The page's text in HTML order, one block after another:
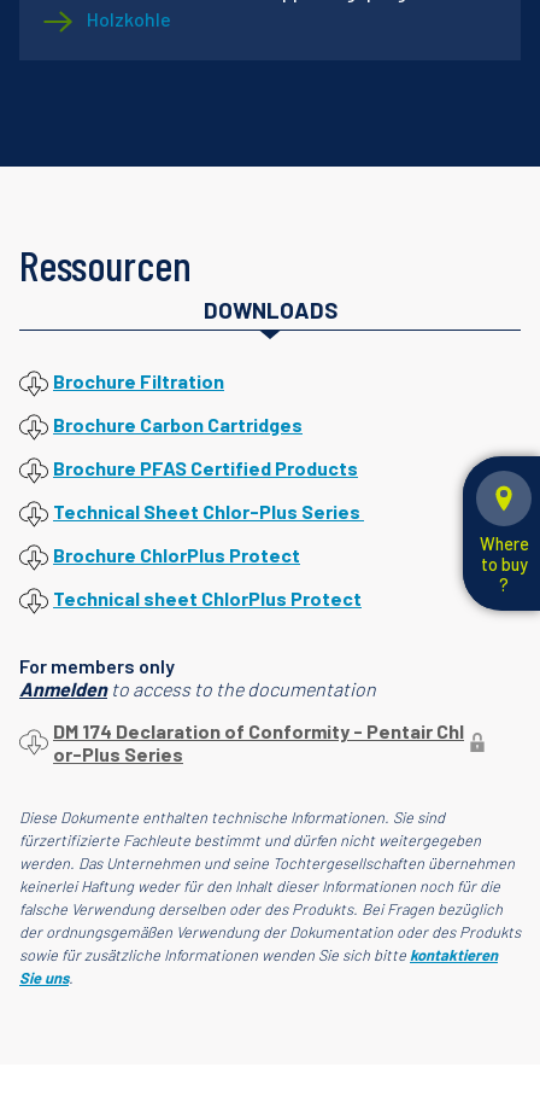
Holzkohle
Ressourcen
DOWNLOADS
Brochure Filtration
Brochure Carbon Cartridges
Brochure PFAS Certified Products
Technical Sheet Chlor-Plus Series
Brochure ChlorPlus Protect
Technical sheet ChlorPlus Protect
For members only
Anmeldento access to the documentation
DM 174 Declaration of Conformity - Pentair Chl
or-Plus Series
Diese Dokumente enthalten technische Informationen. Sie sind
fürzertifizierte Fachleute bestimmt und dürfen nicht weitergegeben
werden. Das Unternehmen und seine Tochtergesellschaften übernehmen
keinerlei Haftung weder für den Inhalt dieser Informationen noch für die
falsche Verwendung derselben oder des Produkts. Bei Fragen bezüglich
der ordnungsgemäßen Verwendung der Dokumentation oder des Produkts
sowie für zusätzliche Informationen wenden Sie sich bitte kontaktieren
Sie uns.
Where
to buy
?